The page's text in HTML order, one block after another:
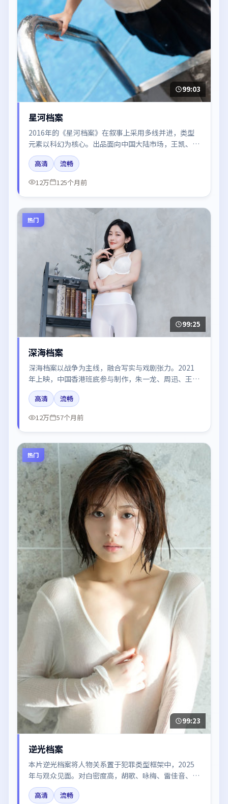
99:03
星河档案
2016年的《星河档案》在叙事上采用多线并进，类型
元素以科幻为核心。出品面向中国大陆市场，王凯、咏
梅、段奕宏、迪丽热巴、杨幂所饰角色推动关键反转，
结尾留白引发讨论。
高清
流畅
12万
125个月前
热门
99:25
深海档案
深海档案以战争为主线，融合写实与戏剧张力。2021
年上映，中国香港班底参与制作，朱一龙、周迅、王凯
在片中呈现细腻表演，影像风格统一，配乐与剪辑强化
了情绪曲线。
高清
流畅
12万
57个月前
热门
99:23
逆光档案
本片逆光档案将人物关系置于犯罪类型框架中，2025
年与观众见面。对白密度高，胡歌、咏梅、雷佳音、刘
亦菲、木村拓哉的台词节奏值得关注；整体气质偏日本
都市与冷色调摄影。
高清
流畅